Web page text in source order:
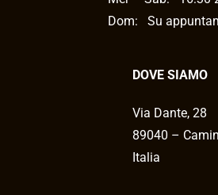
Dom: Su
DOVE SIAMO
Via Dante, 28
89040 –
Italia